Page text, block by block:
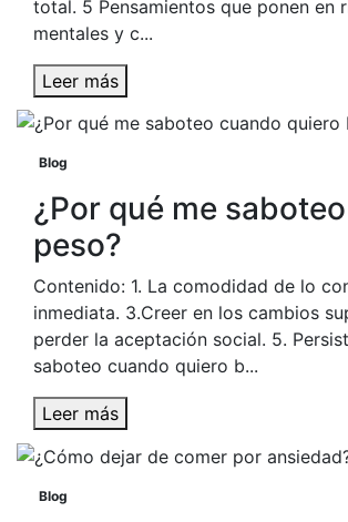
total. 5 Pensamientos que ponen en
mentales y c...
Leer más
Blog
¿Por qué me
peso?
Contenido: 1. La comodidad de lo
inmediata. 3.Creer en los cambios
perder la aceptación social. 5.
saboteo cuando quiero b...
Leer más
Blog